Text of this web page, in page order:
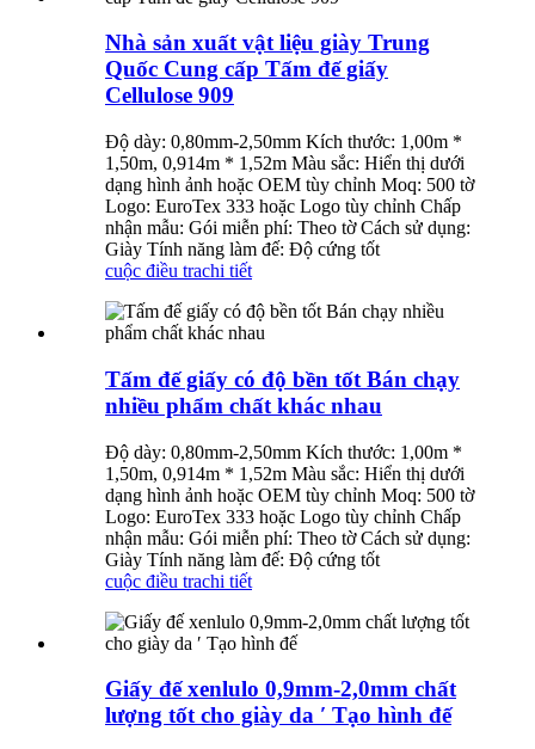
Nhà sản xuất vật liệu giày Trung
Quốc Cung cấp Tấm đế giấy
Cellulose 909
Độ dày: 0,80mm-2,50mm Kích thước: 1,00m *
1,50m, 0,914m * 1,52m Màu sắc: Hiển thị dưới
dạng hình ảnh hoặc OEM tùy chỉnh Moq: 500 tờ
Logo: EuroTex 333 hoặc Logo tùy chỉnh Chấp
nhận mẫu: Gói miễn phí: Theo tờ Cách sử dụng:
Giày Tính năng làm đế: Độ cứng tốt
cuộc điều trachi tiết
Tấm đế giấy có độ bền tốt Bán chạy
nhiều phẩm chất khác nhau
Độ dày: 0,80mm-2,50mm Kích thước: 1,00m *
1,50m, 0,914m * 1,52m Màu sắc: Hiển thị dưới
dạng hình ảnh hoặc OEM tùy chỉnh Moq: 500 tờ
Logo: EuroTex 333 hoặc Logo tùy chỉnh Chấp
nhận mẫu: Gói miễn phí: Theo tờ Cách sử dụng:
Giày Tính năng làm đế: Độ cứng tốt
cuộc điều trachi tiết
Giấy đế xenlulo 0,9mm-2,0mm chất
lượng tốt cho giày da ′ Tạo hình đế